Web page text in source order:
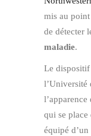
mis au
de détecter
maladie.
Le dispositif
l’Université
qui se place
équipé